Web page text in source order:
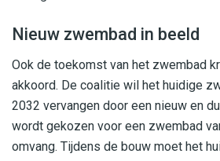
Nieuw zwembad in beeld
Ook de toekomst van het zwembad
akkoord. De coalitie wil het huidige
2032 vervangen door een nieuw en
wordt gekozen voor een zwembad
omvang. Tijdens de bouw moet het